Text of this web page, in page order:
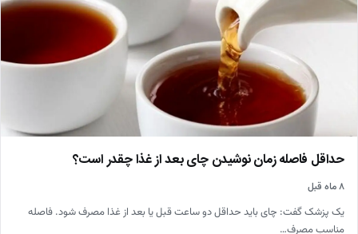
حداقل فاصله زمان نوشیدن چای بعد از غذا چقدر است؟
۸ ماه قبل
یک پزشک گفت: چای باید حداقل دو ساعت قبل یا بعد از غذا مصرف شود. فاصله
مناسب مصرف…